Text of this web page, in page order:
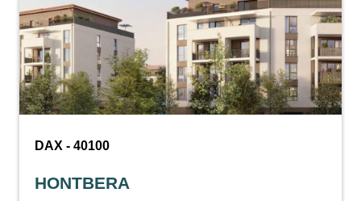
DAX - 40100
HONTBERA